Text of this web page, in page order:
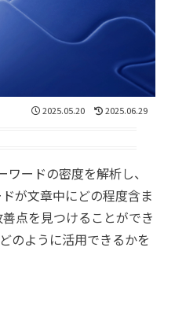
2025.05.20 2025.06.29
ードの密度を解析し、
が文章中にどの程度含ま
点を見つけることができ
のように活用できるかを